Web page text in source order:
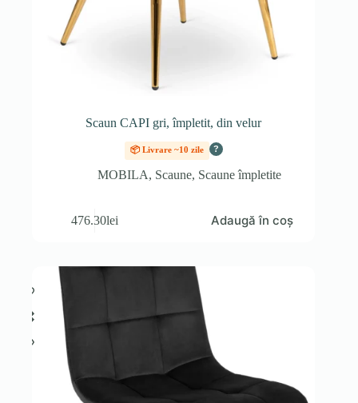
Scaun CAPI gri, împletit, din velur
📦 Livrare ~10 zile ?
MOBILA, Scaune, Scaune împletite
476.30lei Adaugă în coș